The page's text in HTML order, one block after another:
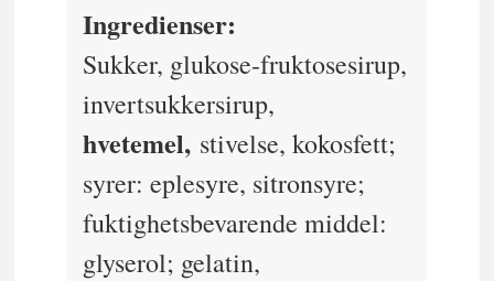
Ingredienser:
Sukker, glukose-fruktosesirup,
invertsukkersirup,
hvetemel, stivelse, kokosfett;
syrer: eplesyre, sitronsyre;
fuktighetsbevarende middel:
glyserol; gelatin,